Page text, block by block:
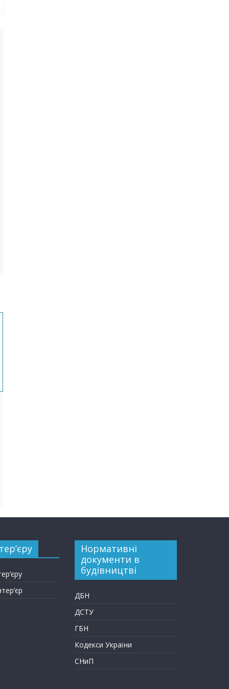
Нормативні
документи в
будівництві
ДБН
ДСТУ
ГБН
Кодекси України
СНиП